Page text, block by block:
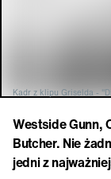
Kadr z klipu Griselda -
Westside Gunn,
Butcher. Nie
jedni z